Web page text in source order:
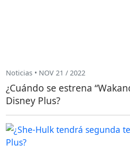
Noticias • NOV 21 / 2022
¿Cuándo se estrena
Disney Plus?